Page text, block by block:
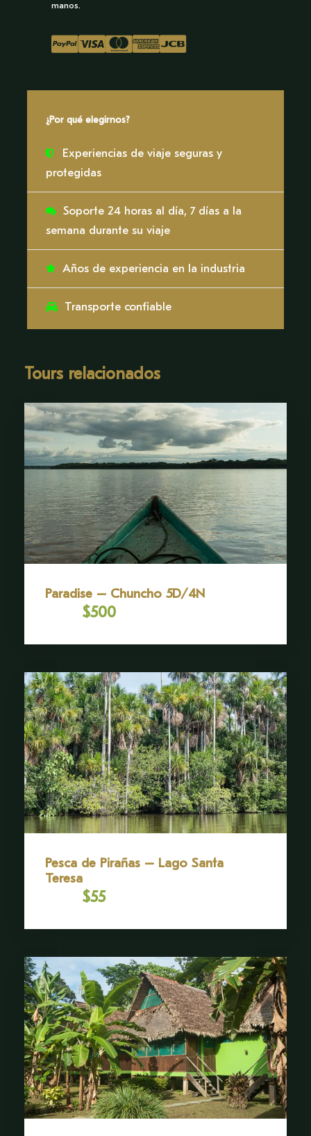
manos.
¿Por qué elegirnos?
Experiencias de viaje seguras y
protegidas
Soporte 24 horas al día, 7 días a la
semana durante su viaje
Años de experiencia en la industria
Transporte confiable
por el río durante 1 hora, hacia la Quebrada
animal a lo largo del camino. Disfrute de una
Atracciones:
Canoa / Artesanía autóctona /
Tamaño del grupo: 10 personas
Demanda física:
Tours relacionados
Paradise – Chuncho 5D/4N
$500
Pesca de Pirañas – Lago Santa
Teresa
$55